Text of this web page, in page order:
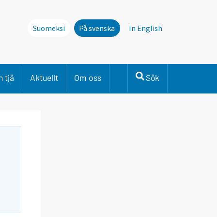
Suomeksi På svenska In English
tjä Aktuellt Om oss Sök